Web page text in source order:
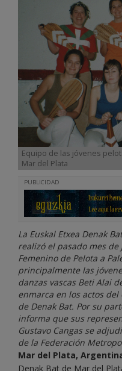
Equipo de las jóvenes
Mar del Plata
PUBLICIDAD
La Euskal Etxea Denak
realizó el pasado mes
Femenino de Pelota a
principalmente las
danzas vascas Beti Alai
enmarca en los actos
de Denak Bat. Por su
informa que sus
Gustavo Cangas se
de la Federación
Mar del Plata,
Denak Bat de Mar del